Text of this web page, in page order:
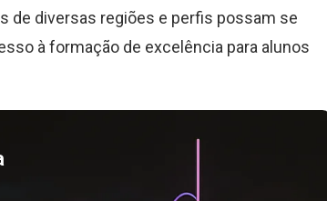
de diversas regiões e perfis possam se
à formação de excelência para alunos